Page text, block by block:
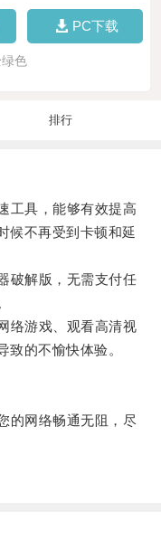
PC下载
色
排行
具，能够有效提高
候不再受到卡顿和延
解版，无需支付任
游戏、观看高清视
致的不愉快体验。
网络畅通无阻，尽